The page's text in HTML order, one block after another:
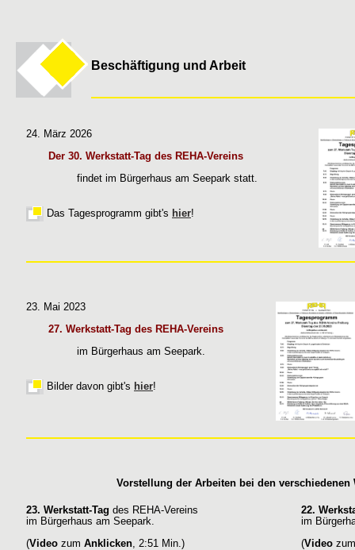
Beschäftigung und Arbeit
24. März 2026
Der 30. Werkstatt-Tag des REHA-Vereins
findet im Bürgerhaus am Seepark statt.
Das Tagesprogramm gibt's hier!
23. Mai 2023
27. Werkstatt-Tag des REHA-Vereins
im Bürgerhaus am Seepark.
Bilder davon gibt's hier!
Vorstellung der Arbeiten bei den verschiedenen
23. Werkstatt-Tag des REHA-Vereins
im Bürgerhaus am Seepark.
(Video zum Anklicken, 2:51 Min.)
22.
im
(Video